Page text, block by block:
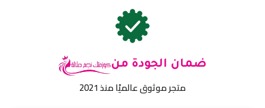
ضمان الجودة من
متجر موثوق عالميًا منذ 2021